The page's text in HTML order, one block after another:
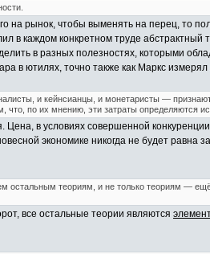
на рынок, чтобы выменять на перец, то
каждом конкретном труде абстрактный
в разных полезностях, которыми
в ютилях, точно также как Маркс
и кейнсианцы, и монетаристы —
что, по их мнению, эти затраты определяются
Цена, в условиях совершенной
экономике никогда не будет равна
остальным теориям, и не только теориям —
все остальные теории являются